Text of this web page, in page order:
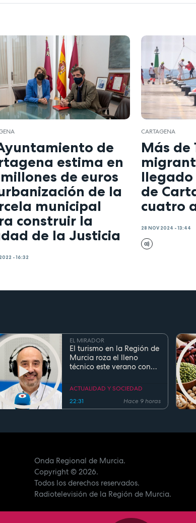
de
estima en
millones de euros
de la
municipal
construir la
de la Justicia
- 16:32
CARTAGENA
Más de
llegado
de
cuatro
28 NOV 2024 - 13:44
EL MIRADOR
El turismo en la Región de
Murcia roza el lleno
técnico este verano con
90%
ACTUALIDAD Y SOCIEDAD
22:31
Hace 9 horas
Onda Regional de Murcia.
Copyright© 2026.
Todos los derechos reservados.
Radiotelevisión de la Región de Murcia.